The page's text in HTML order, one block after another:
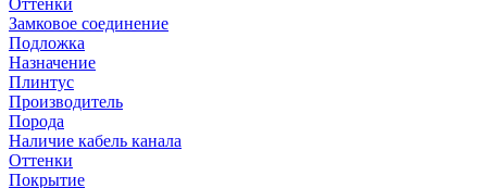
Оттенки
Замковое соединение
Подложка
Назначение
Плинтус
Производитель
Порода
Наличие кабель канала
Оттенки
Покрытие